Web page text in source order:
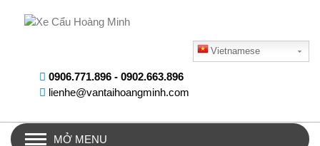
Vietnamese
0906.771.896 - 0902.663.896
lienhe@vantaihoangminh.com
MỞ MENU